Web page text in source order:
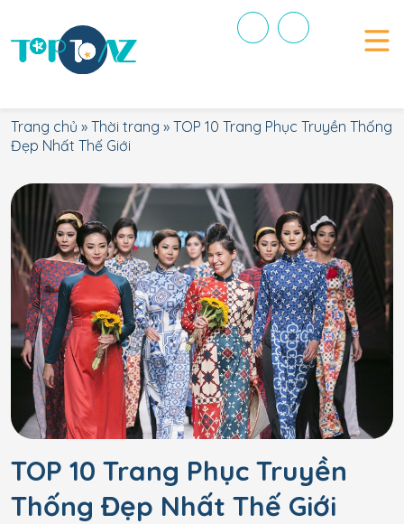
Trang chủ » Thời trang » TOP 10 Trang Phục Truyền Thống
Đẹp Nhất Thế Giới
TOP 10 Trang Phục Truyền
Thống Đẹp Nhất Thế Giới